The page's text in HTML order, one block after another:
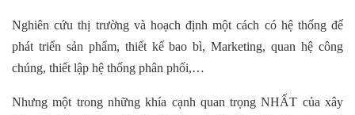
Nghiên cứu thị trường và hoạch định một cách có hệ thống để
phát triển sản phẩm, thiết kế bao bì, Marketing, quan hệ công
chúng, thiết lập hệ thống phân phối,…
Nhưng một trong những khía cạnh quan trọng NHẤT của xây